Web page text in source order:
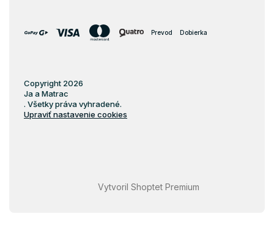
Matrace 70x130
Matrace 70x150
Matrace 70x190
Matrace 75x200
Prevod Dobierka
Vytvoril Shoptet Premium
Copyright 2026
Ja a Matrac
. Všetky práva vyhradené.
Upraviť nastavenie cookies